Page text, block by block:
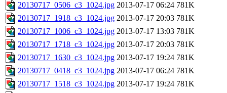
20130717_0506_c3_1024.jpg 2013-07-17 06:24 781K
20130717_1918_c3_1024.jpg 2013-07-17 20:03 781K
20130717_1006_c3_1024.jpg 2013-07-17 13:03 781K
20130717_1718_c3_1024.jpg 2013-07-17 20:03 781K
20130717_1630_c3_1024.jpg 2013-07-17 19:24 781K
20130717_0418_c3_1024.jpg 2013-07-17 06:24 781K
20130717_1518_c3_1024.jpg 2013-07-17 19:24 781K